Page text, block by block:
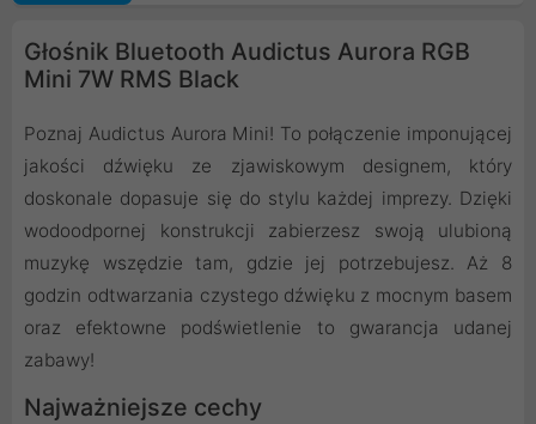
Głośnik Bluetooth Audictus Aurora RGB
Mini 7W RMS Black
Poznaj Audictus Aurora Mini! To połączenie imponującej
jakości dźwięku ze zjawiskowym designem, który
doskonale dopasuje się do stylu każdej imprezy. Dzięki
wodoodpornej konstrukcji zabierzesz swoją ulubioną
muzykę wszędzie tam, gdzie jej potrzebujesz. Aż 8
godzin odtwarzania czystego dźwięku z mocnym basem
oraz efektowne podświetlenie to gwarancja udanej
zabawy!
Najważniejsze cechy